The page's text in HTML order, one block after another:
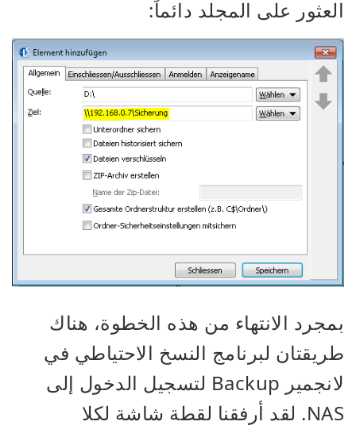
العثور على المجلد دائماً:
بمجرد الانتهاء من هذه الخطوة، هناك
طريقتان لبرنامج النسخ الاحتياطي في
لانجمير Backup لتسجيل الدخول إلى
NAS. لقد أرفقنا لقطة شاشة لكلا